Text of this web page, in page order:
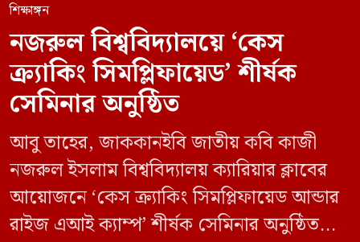
শিক্ষাঙ্গন
নজরুল বিশ্ববিদ্যালয়ে ‘কেস
ক্র্যাকিং সিমপ্লিফায়েড’ শীর্ষক
সেমিনার অনুষ্ঠিত
আবু তাহের, জাককানইবি জাতীয় কবি কাজী
নজরুল ইসলাম বিশ্ববিদ্যালয় ক্যারিয়ার ক্লাবের
আয়োজনে ‘কেস ক্র্যাকিং সিমপ্লিফায়েড আন্ডার
রাইজ এআই ক্যাম্প’ শীর্ষক সেমিনার অনুষ্ঠিত